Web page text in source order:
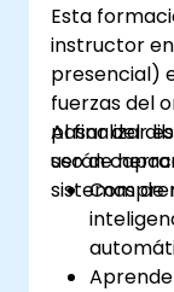
Esta
instructor
presencial)
fuerzas del
pasar del
uso de
sistemas de
Al finalizar
serán